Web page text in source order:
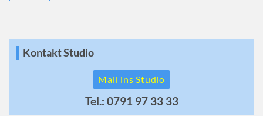
Kontakt Studio
Mail ins Studio
Tel.: 0791 97 33 33